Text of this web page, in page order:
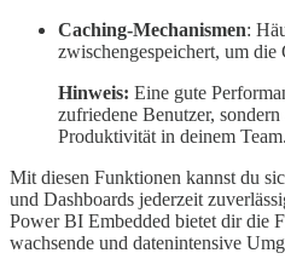
Caching-Mechanismen:
zwischengespeichert, um
Hinweis: Eine gute
zufriedene Benutzer,
Produktivität in deinem Team.
Mit diesen Funktionen kannst du
und Dashboards jederzeit
Power BI Embedded bietet dir die
wachsende und datenintensive